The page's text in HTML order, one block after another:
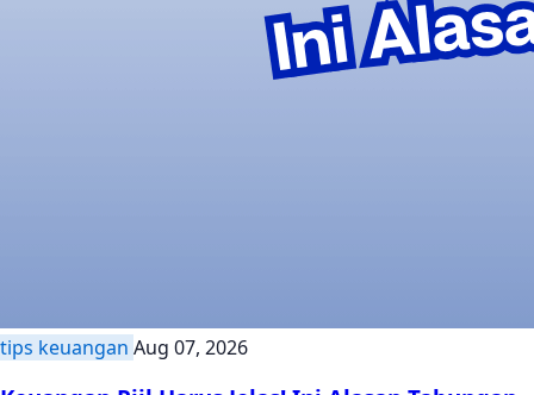
tips keuangan Aug 07, 2026